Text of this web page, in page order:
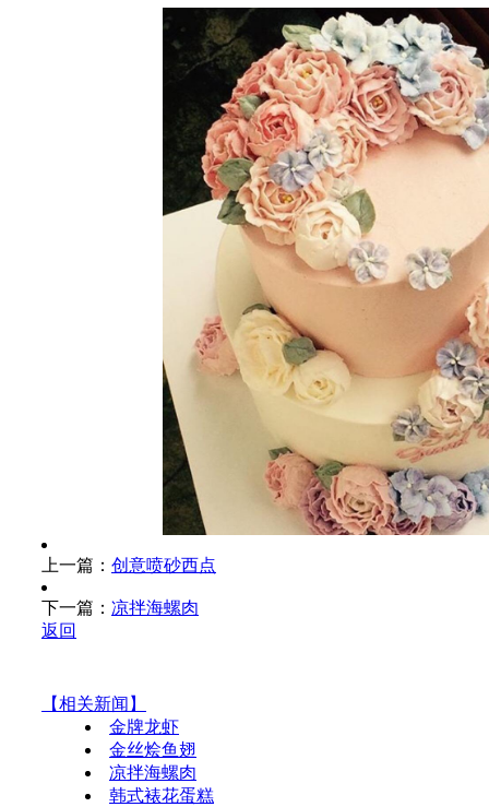
上一篇： 创意喷砂西点
下一篇： 凉拌海螺肉
返回
【相关新闻】
金牌龙虾
金丝烩鱼翅
凉拌海螺肉
韩式裱花蛋糕